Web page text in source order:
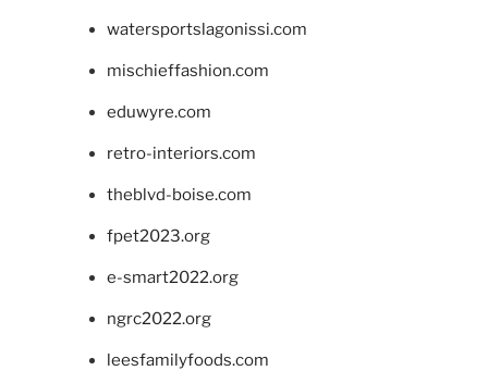
watersportslagonissi.com
mischieffashion.com
eduwyre.com
retro-interiors.com
theblvd-boise.com
fpet2023.org
e-smart2022.org
ngrc2022.org
leesfamilyfoods.com